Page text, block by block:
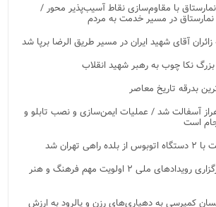
با مقاوم‌سازی نقاط آسیب‌پذیر محور /
نمارستاق در مسیر خدمت به مردم
بزرگ نکا چوب به رهبر شهید انقلاب
بدرقه تاریخ معاصر
آسفالت شد / عملیات ایمن‌سازی و نصب تابلو و
است
تهران شد
توسعه باغ هنر و برگزاری رویدادهای ملی ۲ اولویت مهم فرهنگ و هنر
نیسان کمپرسی به دهیاری‌های رزن و یالرود به ارزش